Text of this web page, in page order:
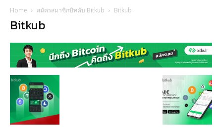
Home สมัครสมาชิกบิทคับ Bitkub Bitkub
Bitkub